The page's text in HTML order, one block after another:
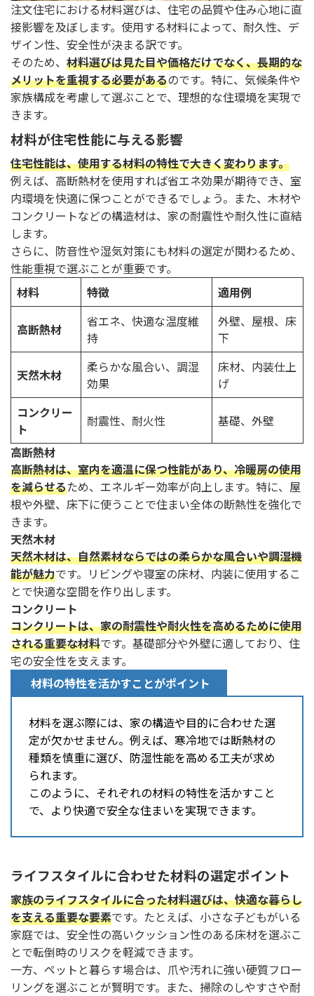
注文住宅における材料選びは、住宅の品質や住み心地に直
接影響を及ぼします。使用する材料によって、耐久性、デ
ザイン性、安全性が決まる訳です。
そのため、 材料選びは見た目や価格だけでなく、長期的な
メリットを重視する必要があるのです。特に、気候条件や
家族構成を考慮して選ぶことで、理想的な住環境を実現で
きます。
材料が住宅性能に与える影響
住宅性能は、使用する材料の特性で大きく変わります。
例えば、高断熱材を使用すれば省エネ効果が期待でき、室
内環境を快適に保つことができるでしょう。また、木材や
コンクリートなどの構造材は、家の耐震性や耐久性に直結
します。
さらに、防音性や湿気対策にも材料の選定が関わるため、
性能重視で選ぶことが重要です。
材料
特徴 適用例
高断熱材
省エネ、快適な温度維
持
外壁、屋根、床
下
天然木材
柔らかな風合い、調湿
効果
床材、内装仕上
げ
コンクリー
ト
耐震性、耐火性
基礎、外壁
高断熱材
高断熱材は、室内を適温に保つ性能があり、冷暖房の使用
を減らせるため、エネルギー効率が向上します。特に、屋
根や外壁、床下に使うことで住まい全体の断熱性を強化で
きます。
天然木材
天然木材は、自然素材ならではの柔らかな風合いや調湿機
能が魅力です。リビングや寝室の床材、内装に使用するこ
とで快適な空間を作り出します。
コンクリート
コンクリートは、家の耐震性や耐火性を高めるために使用
される重要な材料です。基礎部分や外壁に適しており、住
宅の安全性を支えます。
材料の特性を活かすことがポイント
材料を選ぶ際には、家の構造や目的に合わせた選
定が欠かせません。例えば、寒冷地では断熱材の
種類を慎重に選び、防湿性能を高める工夫が求め
られます。
このように、それぞれの材料の特性を活かすこと
で、より快適で安全な住まいを実現できます。
ライフスタイルに合わせた材料の選定ポイント
家族のライフスタイルに合った材料選びは、快適な暮らし
を支える重要な要素です。たとえば、小さな子どもがいる
家庭では、安全性の高いクッション性のある床材を選ぶこ
とで転倒時のリスクを軽減できます。
一方、ペットと暮らす場合は、爪や汚れに強い硬質フロー
リングを選ぶことが賢明です。また、掃除のしやすさや耐